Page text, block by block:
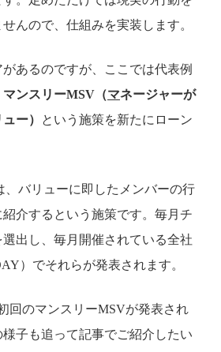
んので、仕組みを実装します。
あるのですが、ここでは代表例
マンスリーMSV（マネージャーが
ー）
という施策を新たにローン
、バリューに即したメンバーの行
介するという施策です。毎月チ
出し、毎月開催されている全社
）でそれらが発表されます。
回のマンスリーMSVが発表され
子も追って記事でご紹介したい